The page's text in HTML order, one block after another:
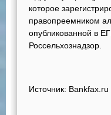
которое
правопреемником
опубликованной в
Россельхознадзор.
Источник: Bankfax.ru